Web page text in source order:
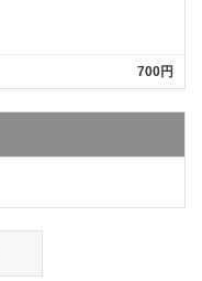
700円